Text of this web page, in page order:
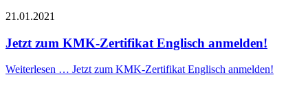
21.01.2021
Jetzt zum KMK-Zertifikat Englisch anmelden!
Weiterlesen … Jetzt zum KMK-Zertifikat Englisch anmelden!